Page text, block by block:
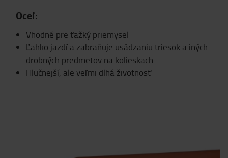
Oceľ:
Vhodné pre ťažký priemysel
Ľahko jazdí a zabraňuje usádzaniu triesok a iných
drobných predmetov na kolieskach
Hlučnejší, ale veľmi dlhá životnosť